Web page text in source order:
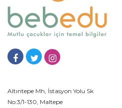
Altıntepe Mh, İstasyon Yolu Sk
No:3/1-130, Maltepe